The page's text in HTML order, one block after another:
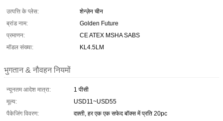
उत्पत्ति के प्लेस:
शेन्ज़ेन चीन
ब्रांड नाम:
Golden Future
प्रमाणन:
CE ATEX MSHA SABS
मॉडल संख्या:
KL4.5LM
भुगतान & नौवहन नियमों
न्यूनतम आदेश मात्रा:
1 पीसी
मूल्य:
USD11~USD55
पैकेजिंग विवरण:
दफ़्ती, हर एक एक सफेद बॉक्स में प्रति 20pc